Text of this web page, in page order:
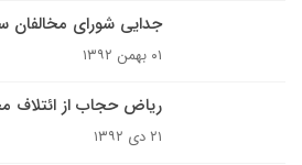
جدایی شورای مخالفان
۰۱ بهمن ۱۳۹۲
ریاض حجاب از ائتلاف
۲۱ دی ۱۳۹۲